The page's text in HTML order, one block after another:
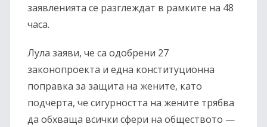
заявленията се разглеждат в рамките на 48
часа.
Лула заяви, че са одобрени 27
законопроекта и една конституционна
поправка за защита на жените, като
подчерта, че сигурността на жените трябва
да обхваща всички сфери на обществото —